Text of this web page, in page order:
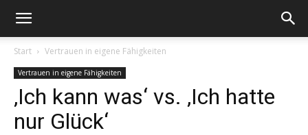
Intervention
Start Vertrauen in eigene Fähigkeiten
Vertrauen in eigene Fähigkeiten
‚Ich kann was‘ vs. ‚Ich hatte
nur Glück‘